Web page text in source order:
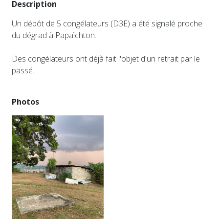
Description
Un dépôt de 5 congélateurs (D3E) a été signalé proche
du dégrad à Papaïchton.
Des congélateurs ont déjà fait l'objet d'un retrait par le
passé.
Photos